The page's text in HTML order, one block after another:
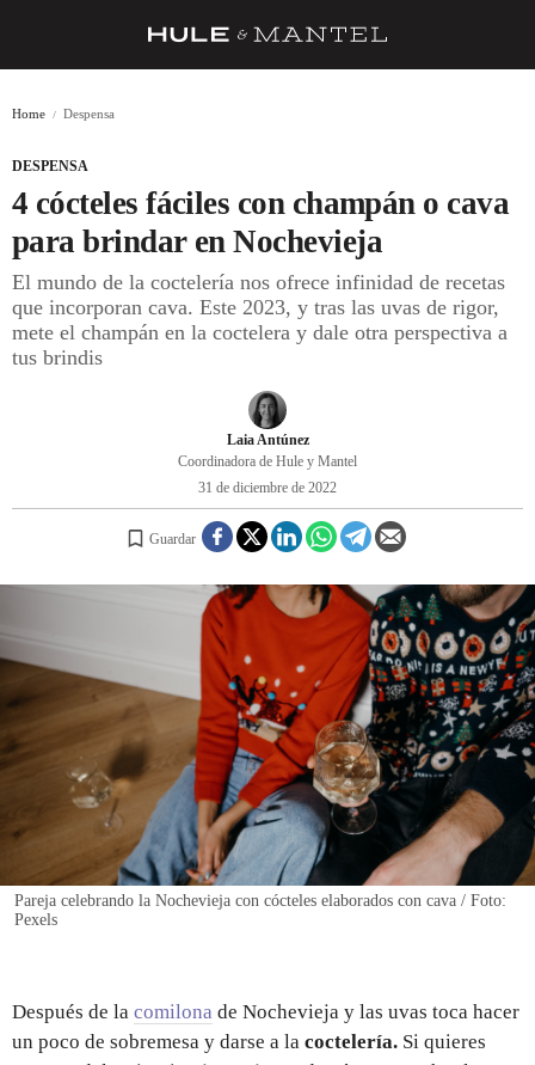
BARRAS Y ESTRELLAS
DÓNDE COMER
ÍDOLOS DE MESAS
A CUCHILLO
REGISTRO
INICIAR SESIÓN
Home Despensa
DESPENSA
4 cócteles fáciles con champán o cava
para brindar en Nochevieja
El mundo de la coctelería nos ofrece infinidad de recetas
que incorporan cava. Este 2023, y tras las uvas de rigor,
mete el champán en la coctelera y dale otra perspectiva a
tus brindis
Laia Antúnez
Coordinadora de Hule y Mantel
31 de diciembre de 2022
Guardar
Pareja celebrando la Nochevieja con cócteles elaborados con cava / Foto:
Pexels
Después de la comilona de Nochevieja y las uvas toca hacer
un poco de sobremesa y darse a la coctelería. Si quieres